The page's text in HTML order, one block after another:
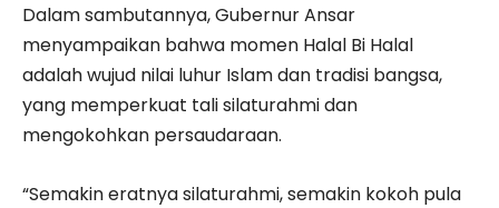
Dalam sambutannya, Gubernur Ansar
menyampaikan bahwa momen Halal Bi Halal
adalah wujud nilai luhur Islam dan tradisi bangsa,
yang memperkuat tali silaturahmi dan
mengokohkan persaudaraan.
“Semakin eratnya silaturahmi, semakin kokoh pula